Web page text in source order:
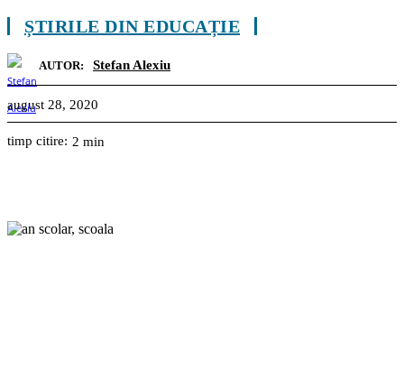
ȘTIRILE DIN EDUCAȚIE
AUTOR: Stefan Alexiu
august 28, 2020
timp citire: 2 min